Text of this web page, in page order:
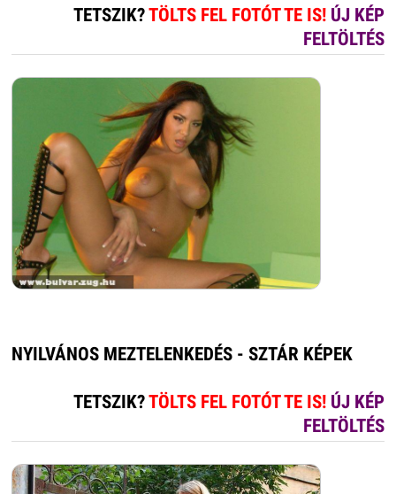
TETSZIK?TÖLTS FEL FOTÓT TE IS! ÚJ KÉP
FELTÖLTÉS
NYILVÁNOS MEZTELENKEDÉS - SZTÁR KÉPEK
TETSZIK?TÖLTS FEL FOTÓT TE IS! ÚJ KÉP
FELTÖLTÉS